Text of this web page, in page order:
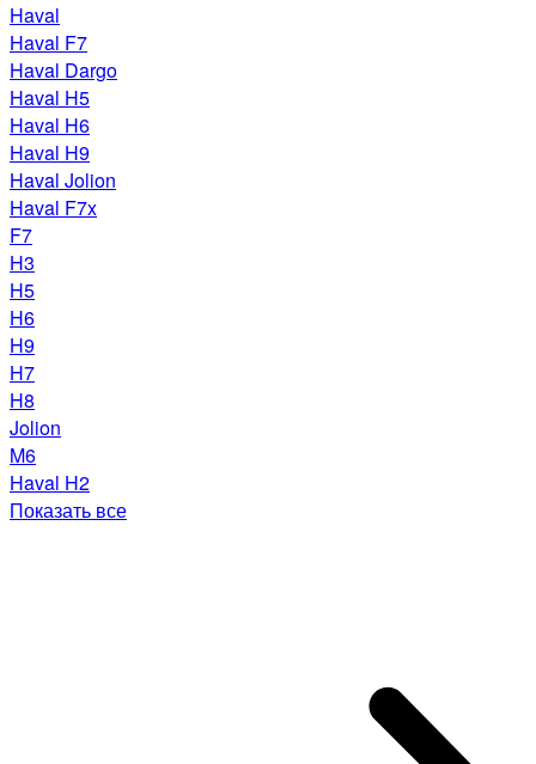
Haval
Haval F7
Haval Dargo
Haval H5
Haval H6
Haval H9
Haval Jolion
Haval F7x
F7
H3
H5
H6
H9
H7
H8
Jolion
M6
Haval H2
Показать все